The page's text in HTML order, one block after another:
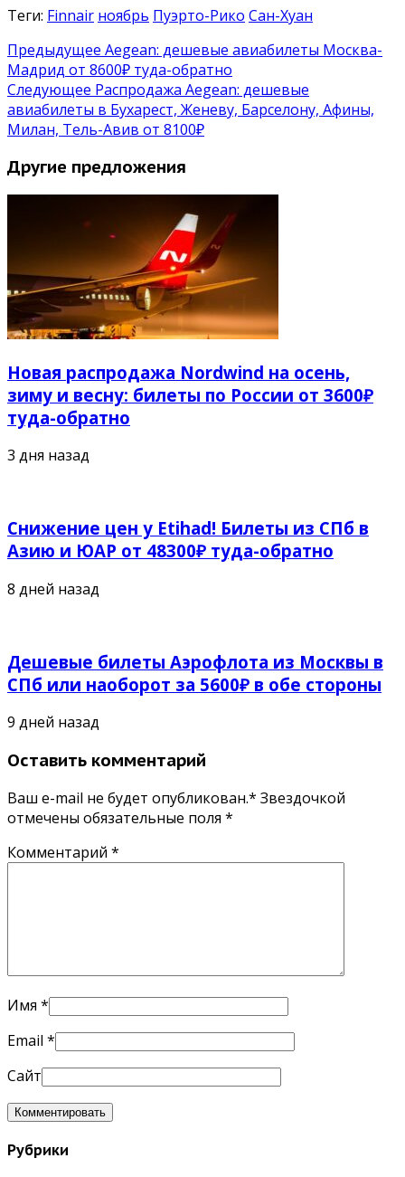
Теги: Finnair ноябрь Пуэрто-Рико Сан-Хуан
Предыдущее Aegean: дешевые авиабилеты Москва-
Мадрид от 8600₽ туда-обратно
Следующее Распродажа Aegean: дешевые
авиабилеты в Бухарест, Женеву, Барселону, Афины,
Милан, Тель-Авив от 8100₽
Другие предложения
Новая распродажа Nordwind на осень,
зиму и весну: билеты по России от 3600₽
туда-обратно
3 дня назад
Снижение цен у Etihad! Билеты из СПб в
Азию и ЮАР от 48300₽ туда-обратно
8 дней назад
Дешевые билеты Аэрофлота из Москвы в
СПб или наоборот за 5600₽ в обе стороны
9 дней назад
Оставить комментарий
Ваш e-mail не будет опубликован.* Звездочкой
отмечены обязательные поля *
Комментарий *
Имя *
Email *
Сайт
Рубрики